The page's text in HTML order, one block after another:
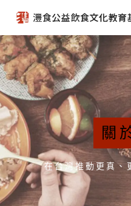
關
在 台 灣 推 動 更 真 、